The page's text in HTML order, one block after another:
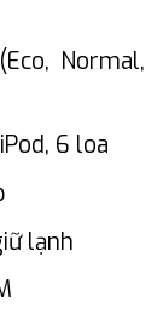
Normal,
6 loa
lạnh